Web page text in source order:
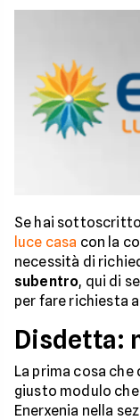
Se hai
luce casa con la
necessità di
subentro, qui di
per fare richiesta
Disdetta:
La prima cosa che
giusto modulo
Enerxenia nella